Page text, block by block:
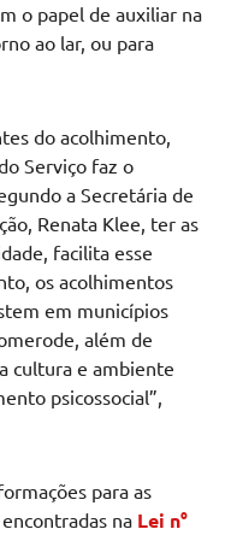
o papel de auxiliar na
ao lar, ou para
do acolhimento,
Serviço faz o
a Secretária de
Renata Klee, ter as
facilita esse
os acolhimentos
em municípios
além de
cultura e ambiente
psicossocial”,
para as
na Lei n°